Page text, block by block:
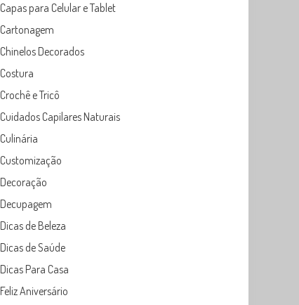
Capas para Celular e Tablet
Cartonagem
Chinelos Decorados
Costura
Crochê e Tricô
Cuidados Capilares Naturais
Culinária
Customização
Decoração
Decupagem
Dicas de Beleza
Dicas de Saúde
Dicas Para Casa
Feliz Aniversário